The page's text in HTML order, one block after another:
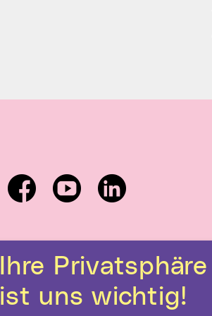
ist uns wichtig!
FacebookYouTube LinkedIn